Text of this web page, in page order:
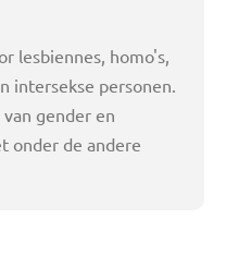
lesbiennes, homo's,
intersekse personen.
gender en
onder de andere